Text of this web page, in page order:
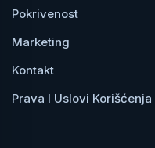
Pokrivenost
Marketing
Kontakt
Prava I Uslovi Korišćenja